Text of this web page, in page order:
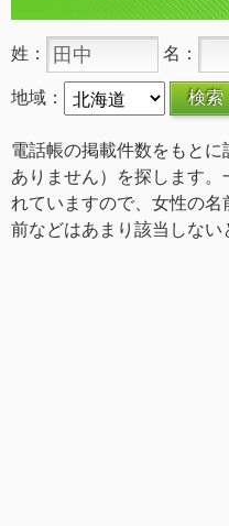
姓： 名：
地域：
電話帳の掲載件数をもと
ありません）を探します
れていますので、女性の
前などはあまり該当しない